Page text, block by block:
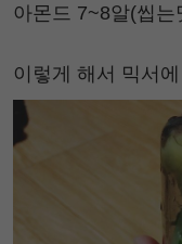
아몬드 7~8알(씹
이렇게 해서 믹서